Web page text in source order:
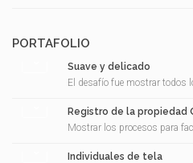
PORTAFOLIO
Suave y delicado
El desafío fue mostrar todos
Registro de la propiedad
Mostrar los procesos para
Individuales de tela